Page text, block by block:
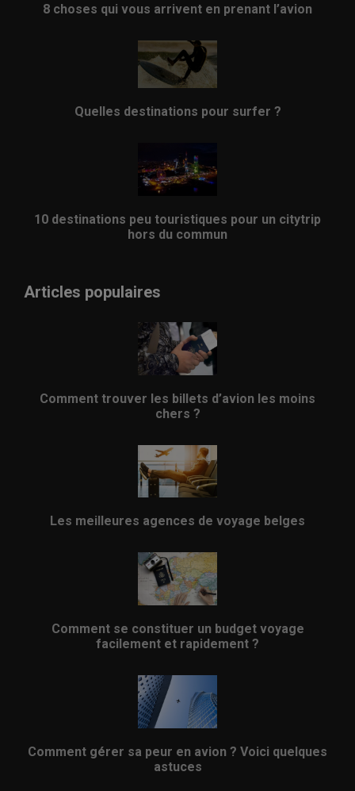
8 choses qui vous arrivent en prenant l’avion
Quelles destinations pour surfer ?
10 destinations peu touristiques pour un citytrip
hors du commun
Articles populaires
Comment trouver les billets d’avion les moins
chers ?
Les meilleures agences de voyage belges
Comment se constituer un budget voyage
facilement et rapidement ?
Comment gérer sa peur en avion ? Voici quelques
astuces